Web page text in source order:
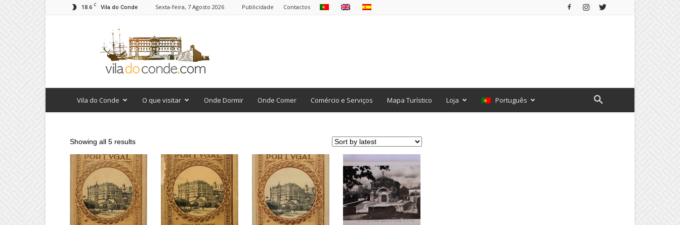
18.6 C Vila do Conde Sexta-feira, 7 Agosto 2026 Publicidade Contactos
viladoconde.com
Vila do Conde O que visitar Onde Dormir Onde Comer Comércio e Serviços Mapa Turístico Loja Português
Showing all 5 results